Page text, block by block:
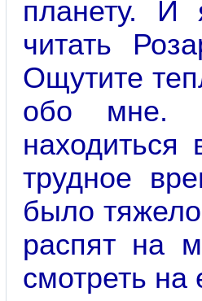
планету.
читать
Ощутите
обо мне.
трудное
было
распят на
смотреть на